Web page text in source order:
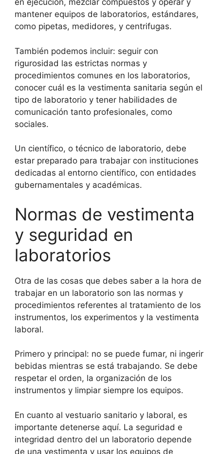
en ejecución, mezclar compuestos y operar y
mantener equipos de laboratorios, estándares,
como pipetas, medidores, y centrifugas.
También podemos incluir: seguir con
rigurosidad las estrictas normas y
procedimientos comunes en los laboratorios,
conocer cuál es la vestimenta sanitaria según el
tipo de laboratorio y tener habilidades de
comunicación tanto profesionales, como
sociales.
Un científico, o técnico de laboratorio, debe
estar preparado para trabajar con instituciones
dedicadas al entorno científico, con entidades
gubernamentales y académicas.
Normas de vestimenta
y seguridad en
laboratorios
Otra de las cosas que debes saber a la hora de
trabajar en un laboratorio son las normas y
procedimientos referentes al tratamiento de los
instrumentos, los experimentos y la vestimenta
laboral.
Primero y principal: no se puede fumar, ni ingerir
bebidas mientras se está trabajando. Se debe
respetar el orden, la organización de los
instrumentos y limpiar siempre los equipos.
En cuanto al vestuario sanitario y laboral, es
importante detenerse aquí. La seguridad e
integridad dentro del un laboratorio depende
de una vestimenta y usar los equipos de